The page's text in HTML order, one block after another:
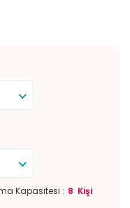
Kapasitesi : 8 Kişi